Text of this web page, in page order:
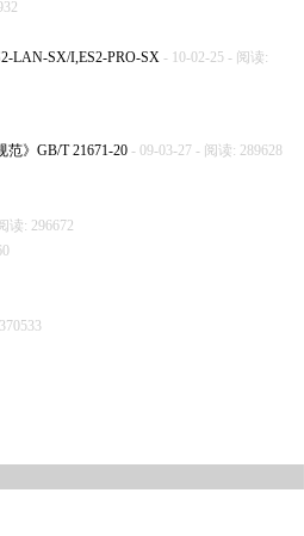
LAN-SX/I,ES2-PRO-SX - 10-02-25 - 阅读:
》GB/T 21671-20 - 09-03-27 - 阅读: 289628
读: 296672